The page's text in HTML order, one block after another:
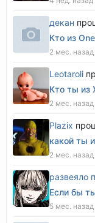
декан
Кто из
2 мес. назад
Leotaroli
Кто ты из
2 мес. назад
Plazix
какой ты
2 мес. назад
развеяло
Если бы
5 мес. назад